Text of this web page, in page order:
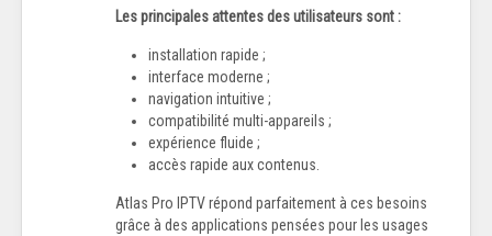
Les principales attentes des utilisateurs sont :
installation rapide ;
interface moderne ;
navigation intuitive ;
compatibilité multi-appareils ;
expérience fluide ;
accès rapide aux contenus.
Atlas Pro IPTV répond parfaitement à ces besoins
grâce à des applications pensées pour les usages